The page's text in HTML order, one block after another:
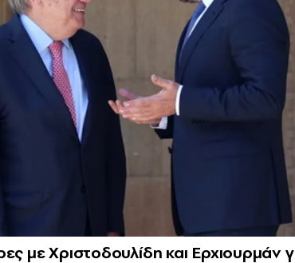
με Χριστοδουλίδη και Ερχιουρμάν